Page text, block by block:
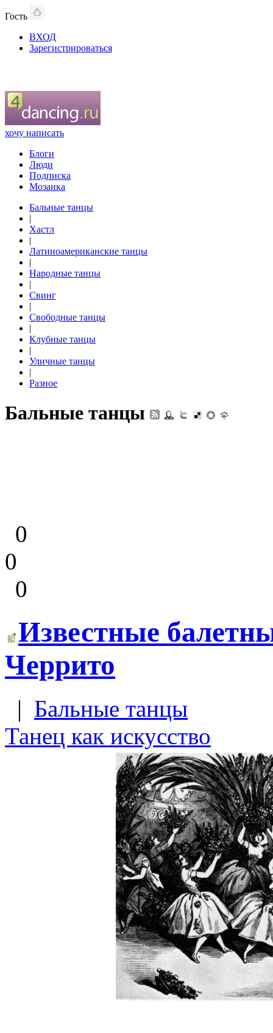
Гость
ВХОД
Зарегистрироваться
хочу написать
Блоги
Люди
Подписка
Мозаика
Бальные танцы
|
Хастл
|
Латиноамериканские танцы
|
Народные танцы
|
Свинг
|
Свободные танцы
|
Клубные танцы
|
Уличные танцы
|
Разное
Бальные танцы
0
0
0
Известные
Черрито
| Бальные танцы
Танец как искусство